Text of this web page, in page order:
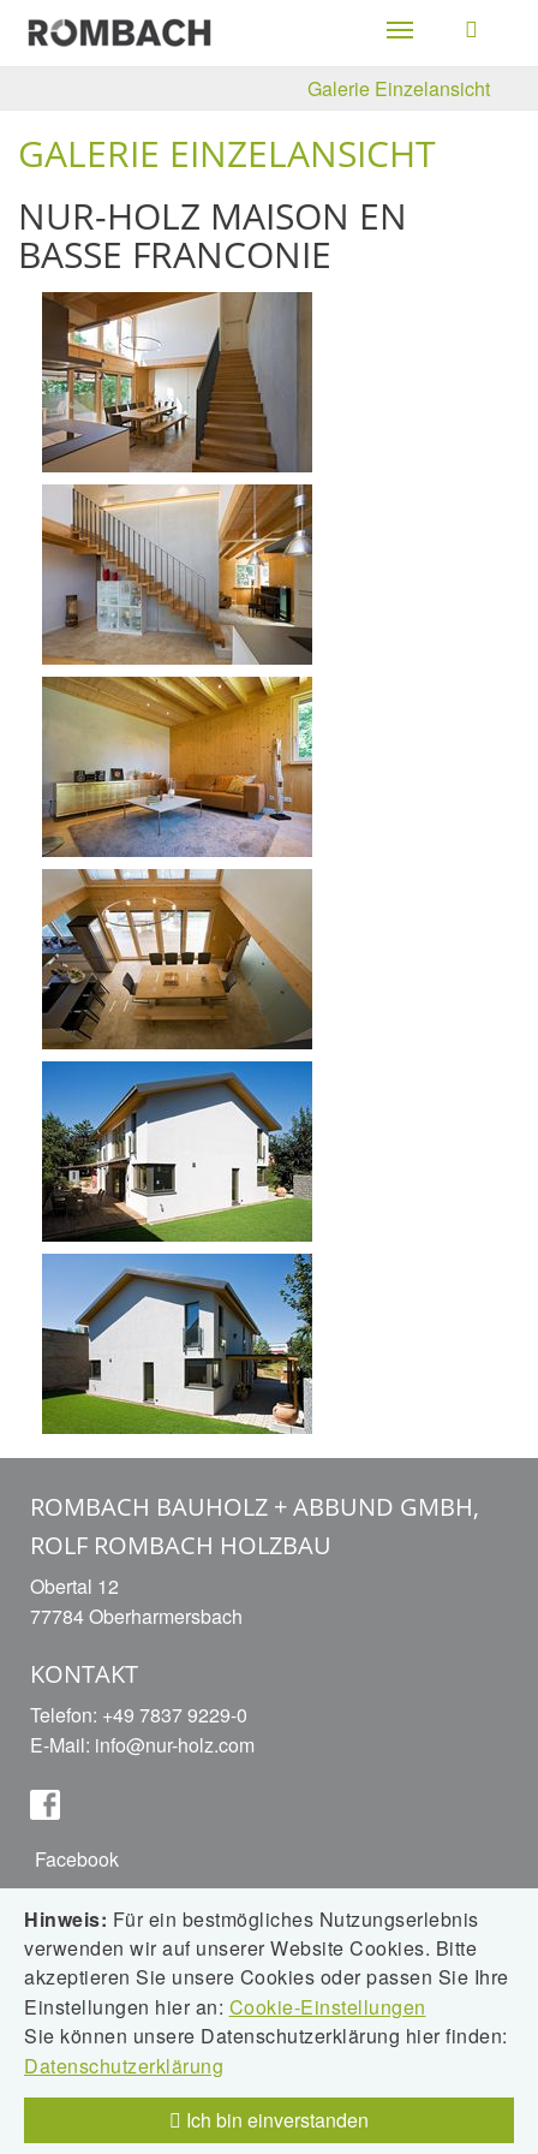
Toggle
navigation
Galerie Einzelansicht
GALERIE EINZELANSICHT
NUR-HOLZ MAISON EN
BASSE FRANCONIE
ROMBACH BAUHOLZ + ABBUND GMBH,
ROLF ROMBACH HOLZBAU
Obertal 12
77784 Oberharmersbach
KONTAKT
Telefon: +49 7837 9229-0
E-Mail: info@nur-holz.com
Facebook
Instagram
Downloads
Hinweis: Für ein bestmögliches Nutzungserlebnis
verwenden wir auf unserer Website Cookies. Bitte
akzeptieren Sie unsere Cookies oder passen Sie Ihre
Einstellungen hier an: Cookie-Einstellungen
Sie können unsere Datenschutzerklärung hier finden:
Datenschutzerklärung
Ich bin einverstanden